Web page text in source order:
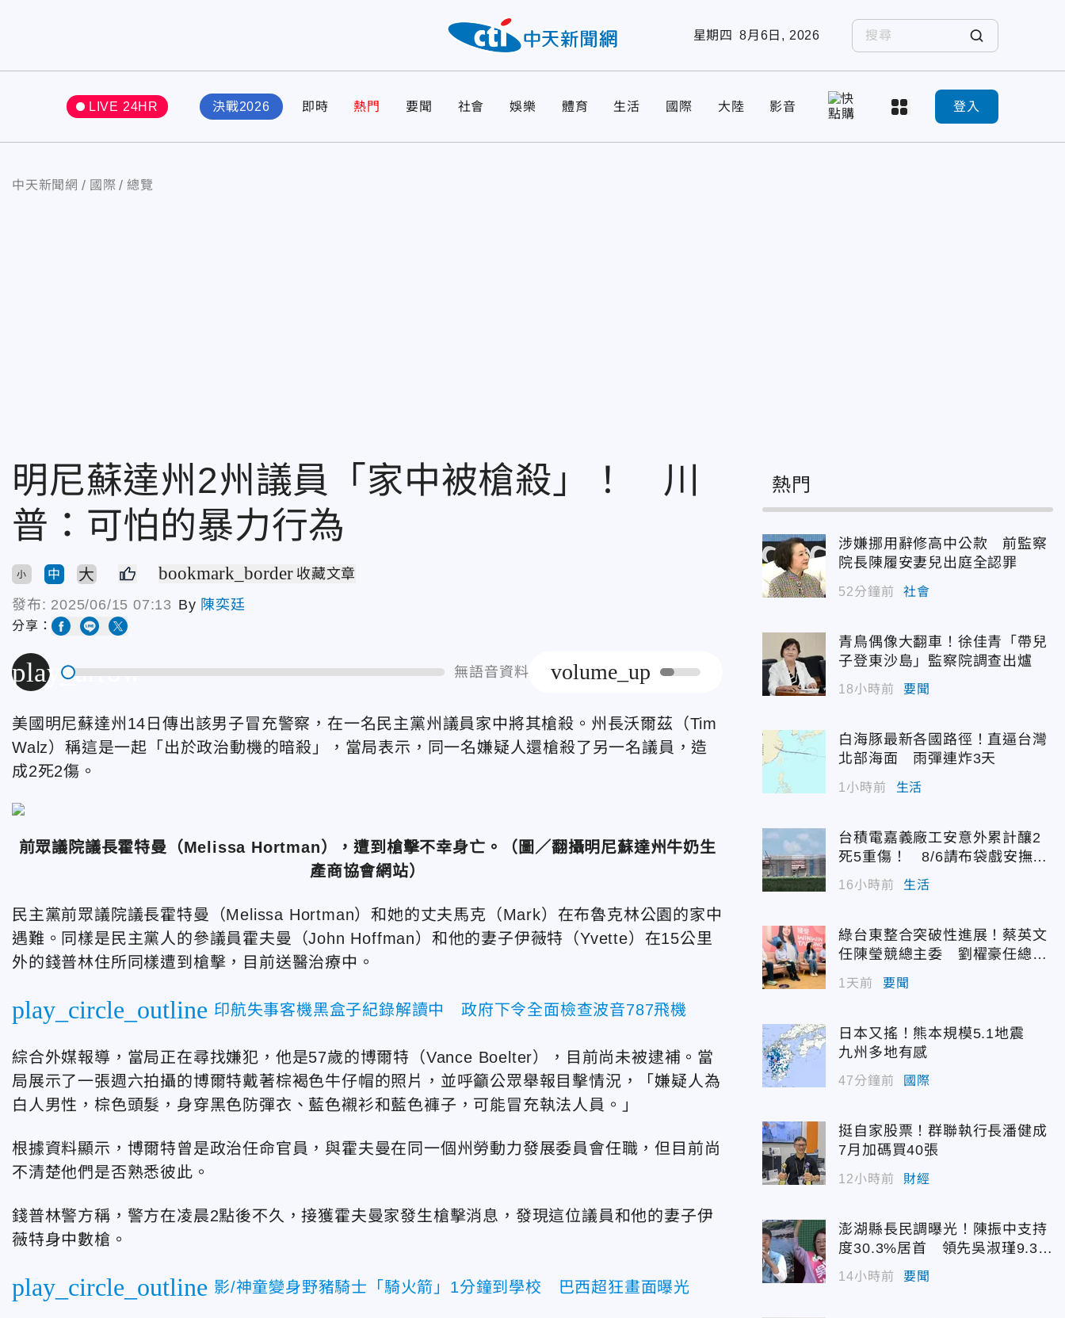
星期四 8月6日, 2026
LIVE 24HR 決戰2026 即時 熱門 要聞 社會 娛樂 體育 生活 國際 大陸 影音 登入
中天新聞網 國際 總覽
明尼蘇達州2州議員「家中被槍殺」！ 川
普：可怕的暴力行為
小 中 大 bookmark_border 收藏文章
發布: 2025/06/15 07:13 By 陳奕廷
分享：
play_arrow 無語音資料 volume_up
美國明尼蘇達州14日傳出該男子冒充警察，在一名民主黨州議員家中將其槍殺。州長沃爾茲（Tim
Walz）稱這是一起「出於政治動機的暗殺」，當局表示，同一名嫌疑人還槍殺了另一名議員，造
成2死2傷。
前眾議院議長霍特曼（Melissa Hortman），遭到槍擊不幸身亡。（圖／翻攝明尼蘇達州牛奶生
產商協會網站）
民主黨前眾議院議長霍特曼（Melissa Hortman）和她的丈夫馬克（Mark）在布魯克林公園的家中
遇難。同樣是民主黨人的參議員霍夫曼（John Hoffman）和他的妻子伊薇特（Yvette）在15公里
外的錢普林住所同樣遭到槍擊，目前送醫治療中。
play_circle_outline 印航失事客機黑盒子紀錄解讀中 政府下令全面檢查波音787飛機
綜合外媒報導，當局正在尋找嫌犯，他是57歲的博爾特（Vance Boelter），目前尚未被逮補。當
局展示了一張週六拍攝的博爾特戴著棕褐色牛仔帽的照片，並呼籲公眾舉報目擊情況，「嫌疑人為
白人男性，棕色頭髮，身穿黑色防彈衣、藍色襯衫和藍色褲子，可能冒充執法人員。」
根據資料顯示，博爾特曾是政治任命官員，與霍夫曼在同一個州勞動力發展委員會任職，但目前尚
不清楚他們是否熟悉彼此。
錢普林警方稱， 警方在凌晨2點後不久 ，接獲霍夫曼家發生槍擊消息，發現這位議員和他的妻子伊
薇特身中數槍。
play_circle_outline 影/神童變身野豬騎士「騎火箭」1分鐘到學校 巴西超狂畫面曝光
熱門
涉嫌挪用辭修高中公款 前監察
院長陳履安妻兒出庭全認罪
52分鐘前 社會
青鳥偶像大翻車！徐佳青「帶兒
子登東沙島」監察院調查出爐
18小時前 要聞
白海豚最新各國路徑！直逼台灣
北部海面 雨彈連炸3天
1小時前 生活
台積電嘉義廠工安意外累計釀2
死5重傷！ 8/6請布袋戲安撫好
兄弟
16小時前 生活
綠台東整合突破性進展！蔡英文
任陳瑩競總主委 劉櫂豪任總幹
1天前 要聞
日本又搖！熊本規模5.1地震
九州多地有感
47分鐘前 國際
挺自家股票！群聯執行長潘健成
7月加碼買40張
12小時前 財經
澎湖縣長民調曝光！陳振中支持
度30.3%居首 領先吳淑瑾9.3個
百分點
14小時前 要聞